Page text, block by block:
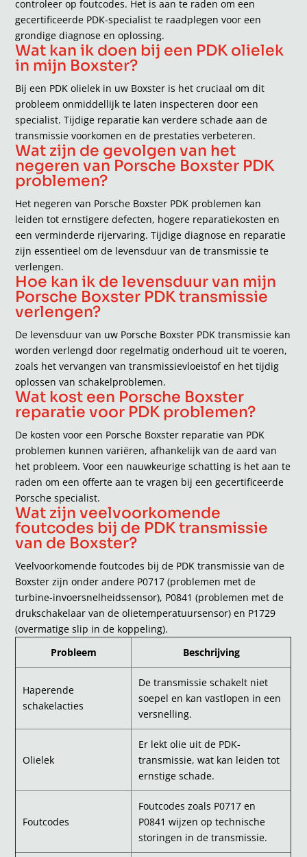
controleer op foutcodes. Het is aan te raden om een
gecertificeerde PDK-specialist te raadplegen voor een
grondige diagnose en oplossing.
Wat kan ik doen bij een PDK olielek
in mijn Boxster?
Bij een PDK olielek in uw Boxster is het cruciaal om dit
probleem onmiddellijk te laten inspecteren door een
specialist. Tijdige reparatie kan verdere schade aan de
transmissie voorkomen en de prestaties verbeteren.
Wat zijn de gevolgen van het
negeren van Porsche Boxster PDK
problemen?
Het negeren van Porsche Boxster PDK problemen kan
leiden tot ernstigere defecten, hogere reparatiekosten en
een verminderde rijervaring. Tijdige diagnose en reparatie
zijn essentieel om de levensduur van de transmissie te
verlengen.
Hoe kan ik de levensduur van mijn
Porsche Boxster PDK transmissie
verlengen?
De levensduur van uw Porsche Boxster PDK transmissie kan
worden verlengd door regelmatig onderhoud uit te voeren,
zoals het vervangen van transmissievloeistof en het tijdig
oplossen van schakelproblemen.
Wat kost een Porsche Boxster
reparatie voor PDK problemen?
De kosten voor een Porsche Boxster reparatie van PDK
problemen kunnen variëren, afhankelijk van de aard van
het probleem. Voor een nauwkeurige schatting is het aan te
raden om een offerte aan te vragen bij een gecertificeerde
Porsche specialist.
Wat zijn veelvoorkomende
foutcodes bij de PDK transmissie
van de Boxster?
Veelvoorkomende foutcodes bij de PDK transmissie van de
Boxster zijn onder andere P0717 (problemen met de
turbine-invoersnelheidssensor), P0841 (problemen met de
drukschakelaar van de olietemperatuursensor) en P1729
(overmatige slip in de koppeling).
Probleem
Beschrijving
Haperende
schakelacties
De transmissie schakelt niet
soepel en kan vastlopen in een
versnelling.
Olielek
Er lekt olie uit de PDK-
transmissie, wat kan leiden tot
ernstige schade.
Foutcodes
Foutcodes zoals P0717 en
P0841 wijzen op technische
storingen in de transmissie.